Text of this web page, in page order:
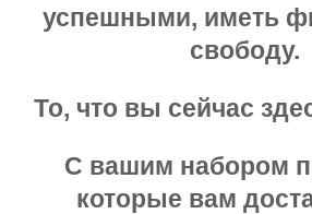
успешными, иметь
свободу.
То, что вы сейчас
С вашим набором
которые вам